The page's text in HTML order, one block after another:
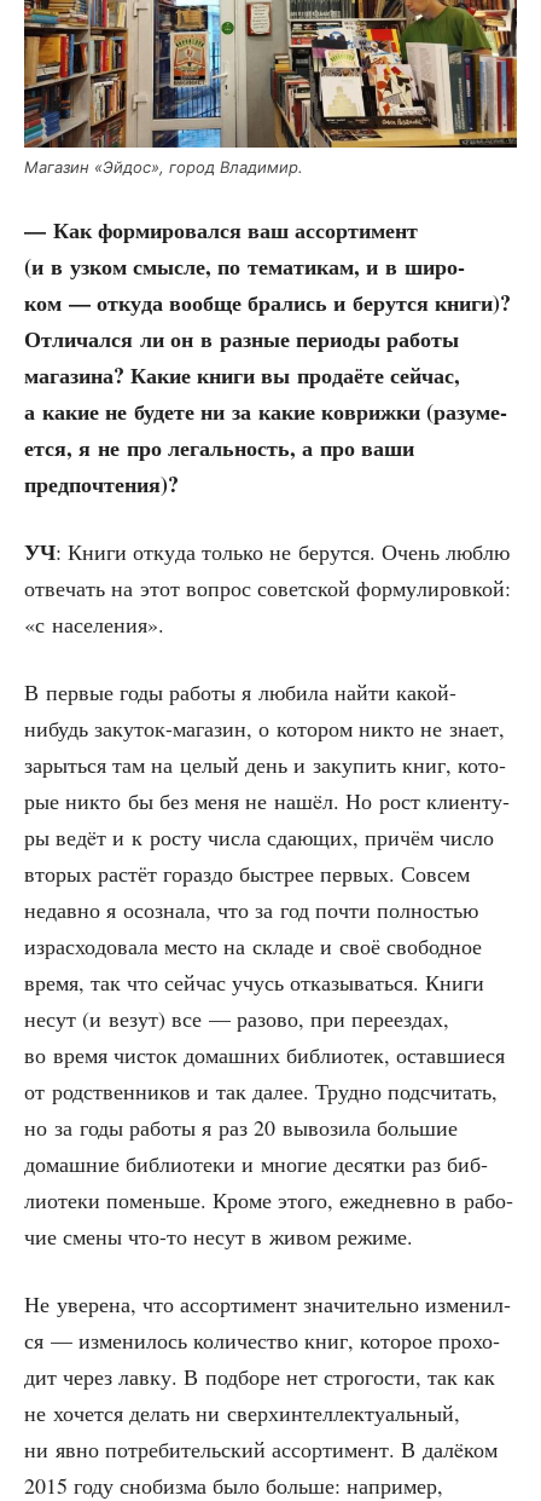
Мага­зин «Эйдос», город Владимир.
— Как фор­ми­ро­вал­ся ваш ассор­ти­мент
(и в узком смыс­ле, по тема­ти­кам, и в широ­
ком — отку­да вооб­ще бра­лись и берут­ся кни­ги)?
Отли­чал­ся ли он в раз­ные пери­о­ды рабо­ты
мага­зи­на? Какие кни­ги вы про­да­ё­те сей­час,
а какие не буде­те ни за какие ков­риж­ки (разу­ме­
ет­ся, я не про легаль­ность, а про ваши
предпочтения)?
УЧ: Кни­ги отку­да толь­ко не берут­ся. Очень люб­лю
отве­чать на этот вопрос совет­ской фор­му­ли­ров­кой:
«с населения».
В пер­вые годы рабо­ты я люби­ла най­ти какой-
нибудь заку­ток-мага­зин, о кото­ром никто не зна­ет,
зарыть­ся там на целый день и заку­пить книг, кото­
рые никто бы без меня не нашëл. Но рост кли­ен­ту­
ры ведëт и к росту чис­ла сда­ю­щих, при­чём чис­ло
вто­рых рас­тёт гораз­до быст­рее пер­вых. Совсем
недав­но я осо­зна­ла, что за год почти пол­но­стью
израс­хо­до­ва­ла место на скла­де и своё сво­бод­ное
вре­мя, так что сей­час учусь отка­зы­вать­ся. Кни­ги
несут (и везут) все — разо­во, при пере­ез­дах,
во вре­мя чисток домаш­них биб­лио­тек, остав­ши­е­ся
от род­ствен­ни­ков и так далее. Труд­но под­счи­тать,
но за годы рабо­ты я раз 20 выво­зи­ла боль­шие
домаш­ние биб­лио­те­ки и мно­гие десят­ки раз биб­
лио­те­ки помень­ше. Кро­ме это­го, еже­днев­но в рабо­
чие сме­ны что-то несут в живом режиме.
Не уве­ре­на, что ассор­ти­мент зна­чи­тель­но изме­нил­
ся — изме­ни­лось коли­че­ство книг, кото­рое про­хо­
дит через лав­ку. В под­бо­ре нет стро­го­сти, так как
не хочет­ся делать ни сверх­ин­тел­лек­ту­аль­ный,
ни явно потре­би­тель­ский ассор­ти­мент. В далëком
2015 году сно­биз­ма было боль­ше: напри­мер,